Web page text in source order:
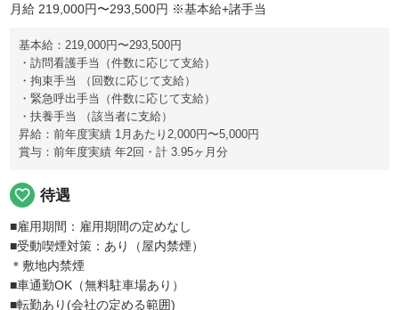
月給 219,000円〜293,500円 ※基本給+諸手当
基本給：219,000円〜293,500円
・訪問看護手当（件数に応じて支給）
・拘束手当 （回数に応じて支給）
・緊急呼出手当（件数に応じて支給）
・扶養手当 （該当者に支給）
昇給：前年度実績 1月あたり2,000円〜5,000円
賞与：前年度実績 年2回・計 3.95ヶ月分
favorite_border 待遇
■雇用期間：雇用期間の定めなし
■受動喫煙対策：あり（屋内禁煙）
＊敷地内禁煙
■車通勤OK（無料駐車場あり）
■転勤あり(会社の定める範囲)